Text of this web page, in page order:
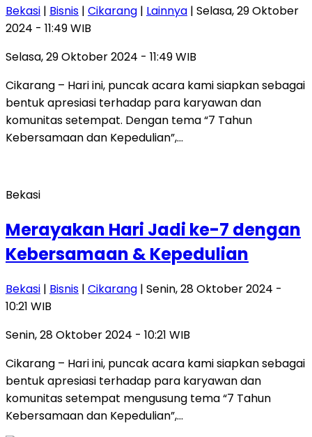
Bekasi | Bisnis | Cikarang | Lainnya | Selasa, 29 Oktober
2024 - 11:49 WIB
Selasa, 29 Oktober 2024 - 11:49 WIB
Cikarang – Hari ini, puncak acara kami siapkan sebagai
bentuk apresiasi terhadap para karyawan dan
komunitas setempat. Dengan tema “7 Tahun
Kebersamaan dan Kepedulian”,…
Bekasi
Merayakan Hari Jadi ke-7 dengan
Kebersamaan & Kepedulian
Bekasi | Bisnis | Cikarang | Senin, 28 Oktober 2024 -
10:21 WIB
Senin, 28 Oktober 2024 - 10:21 WIB
Cikarang – Hari ini, puncak acara kami siapkan sebagai
bentuk apresiasi terhadap para karyawan dan
komunitas setempat mengusung tema “7 Tahun
Kebersamaan dan Kepedulian”,…